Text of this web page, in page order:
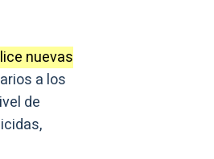
nuevas
a los
de